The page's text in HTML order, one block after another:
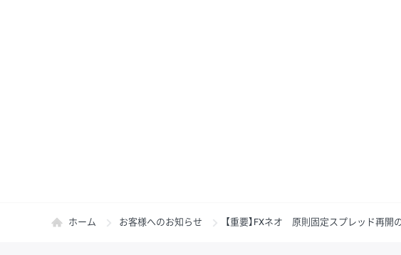
ホーム お客様へのお知らせ 【重要】FXネオ 原則固定スプレッド再開